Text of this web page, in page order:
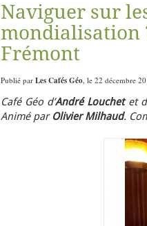
Naviguer sur
mondialisation
Frémont
Publié par Les Cafés Géo, le 22 décembre
Café Géo d’André Louchetet
Animé par Olivier Milhaud.